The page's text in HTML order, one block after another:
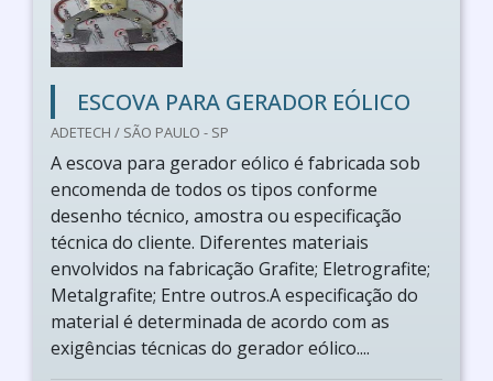
ESCOVA PARA GERADOR EÓLICO
ADETECH / SÃO PAULO - SP
A escova para gerador eólico é fabricada sob
encomenda de todos os tipos conforme
desenho técnico, amostra ou especificação
técnica do cliente. Diferentes materiais
envolvidos na fabricação Grafite; Eletrografite;
Metalgrafite; Entre outros.A especificação do
material é determinada de acordo com as
exigências técnicas do gerador eólico....